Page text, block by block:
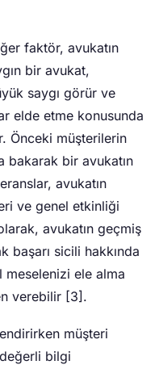
faktör, avukatın
bir avukat,
saygı görür ve
elde etme konusunda
Önceki müşterilerin
bakarak bir avukatın
avukatın
ve genel etkinliği
avukatın geçmiş
başarı sicili hakkında
ele alma
verebilir [3].
müşteri
bilgi